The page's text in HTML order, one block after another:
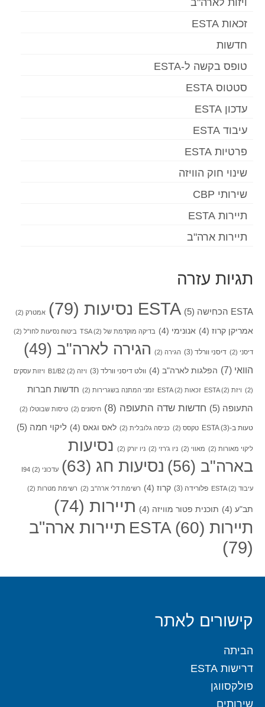
ויזות לארה"ב
זכאות ESTA
חדשות
טופס בקשה ל-ESTA
סטטוס ESTA
עדכון ESTA
עיבוד ESTA
פרטיות ESTA
שינוי חוק הוויזה
שירותי CBP
תיירות ESTA
תיירות ארה"ב
תגיות עזרה
ESTA הכחישה (5) ESTA נסיעות (79) אמטרק (2)
אמריקן קרוז (4) אנונימי (4) בדיקה מוקדמת של TSA (2) ביטוח נסיעות לחו"ל (2)
דיסני (2) דיסני וורלד (3) הגירה (2) הגירה לארה"ב (49)
הוואי (7) הפלגות לארה"ב (4) וולט דיסני וורלד (3) ויזה B1/B2 (2) ויזות עסקים
(2) ויזת ESTA (2) זכאות ESTA (2) זמני המתנה בשגרירות (2)
חדשות חברות
התעופה (5) חדשות שדה התעופה (8) חיסונים (2) טיסות שבוטלו (2)
טעות ב-ESTA(3) טקסס (2) כניסה גלובלית (2) לאס וגאס (4) ליקוי חמה (5)
ליקוי מאורות (2) מאווי (2) ניו ג'רזי (2) ניו יורק (2)
נסיעות
בארה"ב (56) נסיעות חג (63) עדכוני I94 (2)
עיבוד ESTA (2) פלורידה (3) קרוז (4) רשימת דלי ארה"ב (2) רשימת מטרות (2)
תב"ע (4) תוכנית פטור מוויזה (4) תיירות (74)
תיירות ESTA (60)
תיירות ארה"ב
(79)
קישורים לאתר
הביתה
דרישות ESTA
פולקסווגן
שירותים